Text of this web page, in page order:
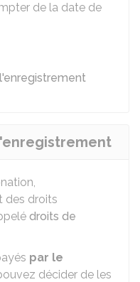
de la date de
des droits
droits de
par le
décider de les